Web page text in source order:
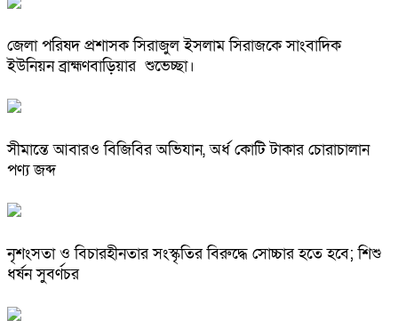
জেলা পরিষদ প্রশাসক সিরাজুল ইসলাম সিরাজকে সাংবাদিক
ইউনিয়ন ব্রাহ্মণবাড়িয়ার শুভেচ্ছা।
সীমান্তে আবারও বিজিবির অভিযান, অর্ধ কোটি টাকার চোরাচালান
পণ্য জব্দ
নৃশংসতা ও বিচারহীনতার সংস্কৃতির বিরুদ্ধে সোচ্চার হতে হবে; শিশু
ধর্ষন সুবর্ণচর